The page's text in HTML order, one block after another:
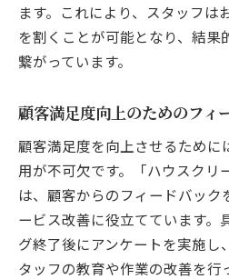
スマートホームとの
地域社会の変化に対
持続可能なビジネスモ
矢田でのハウスクリーニ
ための新戦略
市場調査から見える
競合との差別化を図
オンラインプラット
獲得
ます。これにより、スタッフは
を割くことが可能となり、結果
繋がっています。
顧客満足度向上のためのフィ
顧客満足度を向上させるために
用が不可欠です。「ハウスクリ
は、顧客からのフィードバック
ービス改善に役立てています。
グ終了後にアンケートを実施し
タッフの教育や作業の改善を行